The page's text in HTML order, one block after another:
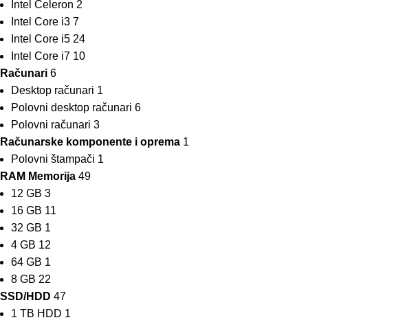
Intel Celeron 2
Intel Core i3 7
Intel Core i5 24
Intel Core i7 10
Računari 6
Desktop računari 1
Polovni desktop računari 6
Polovni računari 3
Računarske komponente i oprema 1
Polovni štampači 1
RAM Memorija 49
12 GB 3
16 GB 11
32 GB 1
4 GB 12
64 GB 1
8 GB 22
SSD/HDD 47
1 TB HDD 1